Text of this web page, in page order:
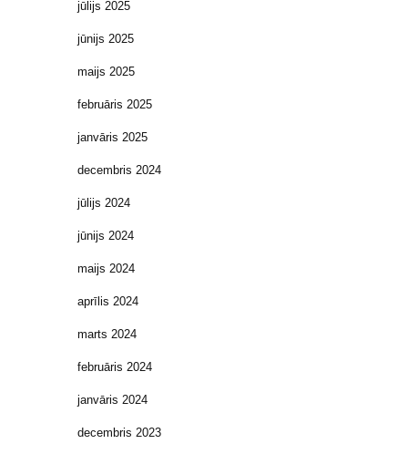
jūlijs 2025
jūnijs 2025
maijs 2025
februāris 2025
janvāris 2025
decembris 2024
jūlijs 2024
jūnijs 2024
maijs 2024
aprīlis 2024
marts 2024
februāris 2024
janvāris 2024
decembris 2023